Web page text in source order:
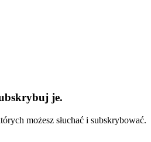
je.
możesz słuchać i subskrybować.